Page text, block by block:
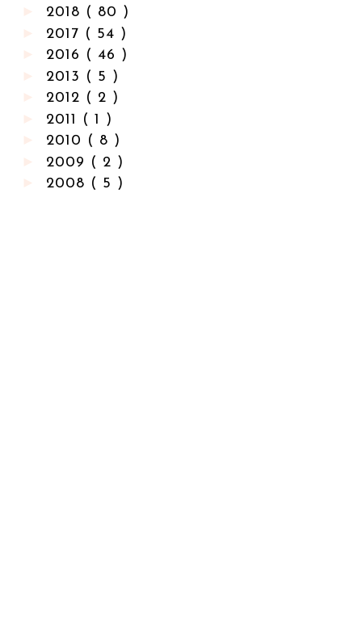
2018 ( 80 )
2017 ( 54 )
2016 ( 46 )
2013 ( 5 )
2012 ( 2 )
2011 ( 1 )
2010 ( 8 )
2009 ( 2 )
2008 ( 5 )